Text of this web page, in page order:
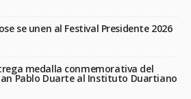
se unen al Festival Presidente 2026
medalla conmemorativa del
Pablo Duarte al Instituto Duartiano